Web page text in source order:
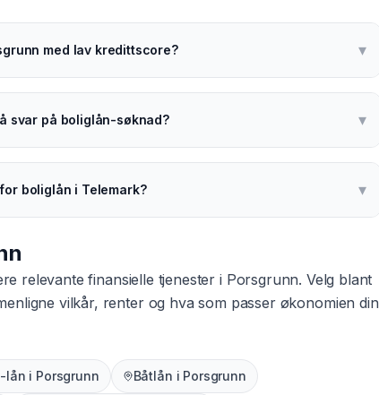
med lav kredittscore? ▾
svar på boliglån-søknad? ▾
boliglån i Telemark? ▾
relevante finansielle tjenester i Porsgrunn. Velg blant
vilkår, renter og hva som passer økonomien din
lån i Porsgrunn Båtlån i Porsgrunn